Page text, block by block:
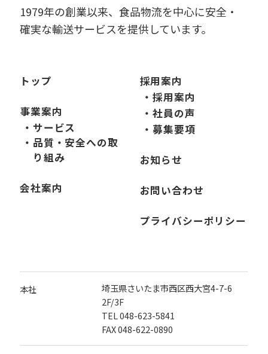
1979年の創業以来、食品物流を中心に安全・
確実な輸送サービスを提供しています。
トップ
事業案内
・サービス
・品質・安全への取
り組み
会社案内
採用案内
・採用案内
・社員の声
・募集要項
お知らせ
お問い合わせ
プライバシーポリシー
本社
埼玉県さいたま市西区西大宮4-7-6
2F/3F
TEL048-623-5841
FAX 048-622-0890